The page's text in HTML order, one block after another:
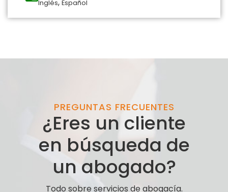
Inglés Español
PREGUNTAS FRECUENTES
¿Eres un cliente
en búsqueda de
un abogado?
Todo sobre servicios de abogacía.